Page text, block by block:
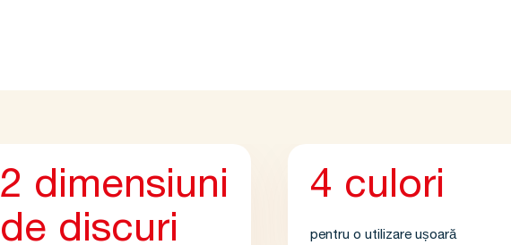
2 dimensiuni
de discuri
4 culori
pentru o utilizare ușoară